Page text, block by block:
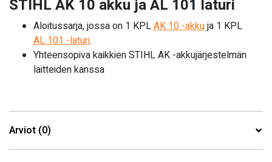
STIHL AK 10 akku ja AL 101 laturi
Aloitussarja, jossa on 1 KPLAK 10 -akkuja 1 KPL
AL 101 -laturi.
Yhteensopiva kaikkien STIHL AK -akkujärjestelmän
laitteiden kanssa
Arviot (0)